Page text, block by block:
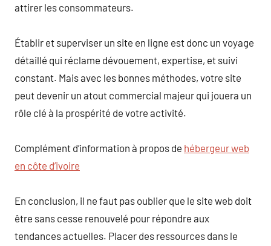
attirer les consommateurs.
Établir et superviser un site en ligne est donc un voyage
détaillé qui réclame dévouement, expertise, et suivi
constant. Mais avec les bonnes méthodes, votre site
peut devenir un atout commercial majeur qui jouera un
rôle clé à la prospérité de votre activité.
Complément d’information à propos de hébergeur web
en côte d’ivoire
En conclusion, il ne faut pas oublier que le site web doit
être sans cesse renouvelé pour répondre aux
tendances actuelles. Placer des ressources dans le